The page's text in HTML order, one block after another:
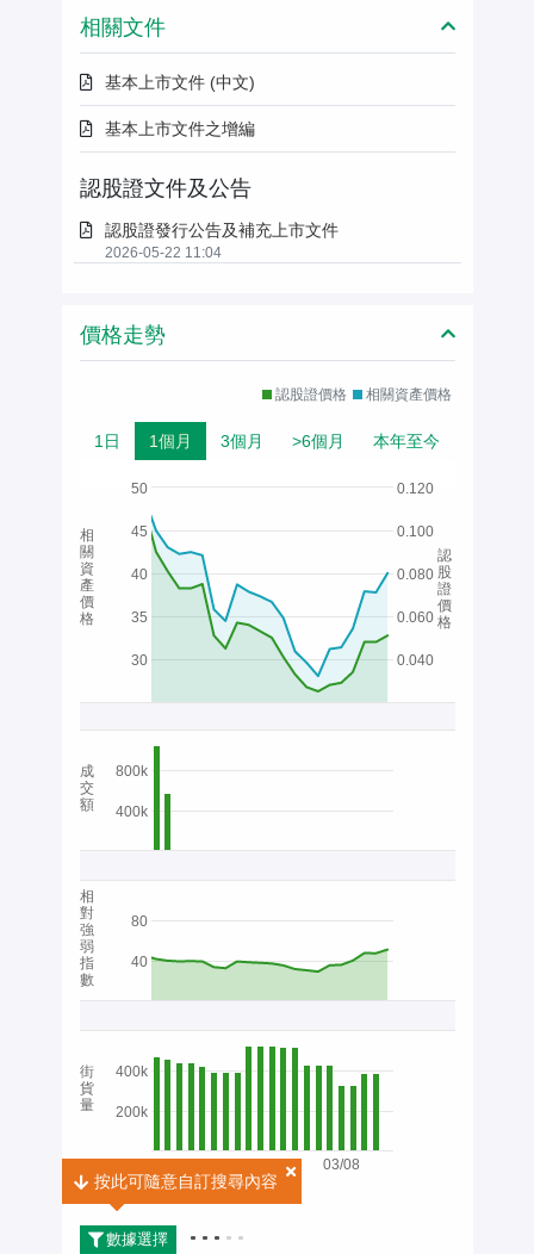
相關文件
基本上市文件 (中文)
基本上市文件之增編
認股證文件及公告
認股證發行公告及補充上市文件
2026-05-22 11:04
價格走勢
認股證價格 相關資產價格
1日 1個月 3個月 >6個月 本年至今
03/08
30
40
50
35
45 0.100
0.040
0.060
0.080
0.120
400k
800k
40
80
200k
400k
2026
相
關
資
產
價
格
認
股
證
價
格
成
交
額
相
對
強
弱
指
數
街
貨
量
數據選擇
按此可隨意自訂搜尋內容
按此可隨意自訂搜尋內容